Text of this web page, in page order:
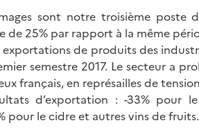
sont notre troisième poste
de 25% par rapport à la même
exportations de produits des
semestre 2017. Le secteur a
français, en représailles de
d’exportation : -33% pour
pour le cidre et autres vins de fruits.